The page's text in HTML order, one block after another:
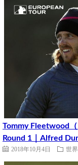
Tommy Fleetwood
Round 1｜Alfred
2018年10月4日 世